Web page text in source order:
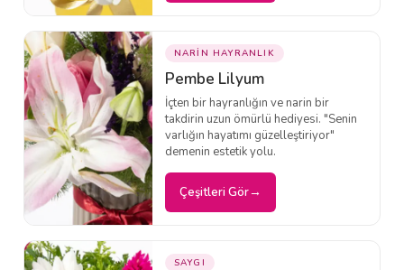
NARİN HAYRANLIK
Pembe Lilyum
İçten bir hayranlığın ve narin bir
takdirin uzun ömürlü hediyesi. "Senin
varlığın hayatımı güzelleştiriyor"
demenin estetik yolu.
Çeşitleri Gör
SAYGI